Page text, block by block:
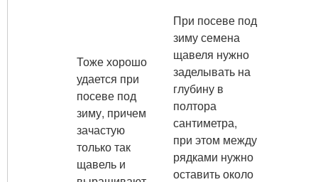
Тоже хорошо
удается при
посеве под
зиму, причем
зачастую
только так
щавель и
При посеве под
зиму семена
щавеля нужно
заделывать на
глубину в
полтора
сантиметра,
при этом между
рядками нужно
оставить около